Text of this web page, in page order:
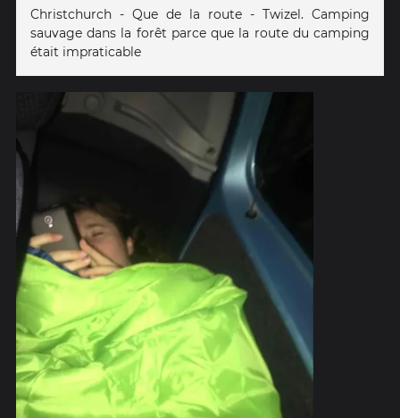
Christchurch - Que de la route - Twizel. Camping
sauvage dans la forêt parce que la route du camping
était impraticable